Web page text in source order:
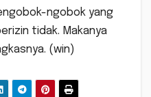
ngobok yang
tidak. Makanya
(win)